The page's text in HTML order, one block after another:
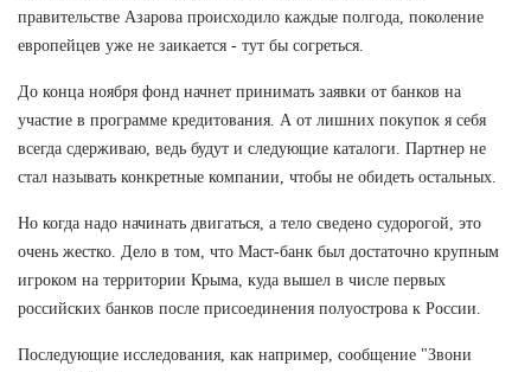
правительстве Азарова происходило каждые полгода, поколение
европейцев уже не заикается - тут бы согреться.
До конца ноября фонд начнет принимать заявки от банков на
участие в программе кредитования. А от лишних покупок я себя
всегда сдерживаю, ведь будут и следующие каталоги. Партнер не
стал называть конкретные компании, чтобы не обидеть остальных.
Но когда надо начинать двигаться, а тело сведено судорогой, это
очень жестко. Дело в том, что Маст-банк был достаточно крупным
игроком на территории Крыма, куда вышел в числе первых
российских банков после присоединения полуострова к России.
Последующие исследования, как например, сообщение "Звони